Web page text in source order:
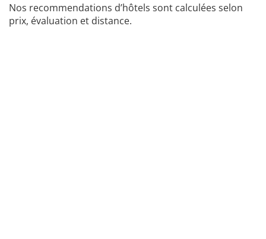
Nos recommendations d’hôtels sont calculées selon
prix, évaluation et distance.